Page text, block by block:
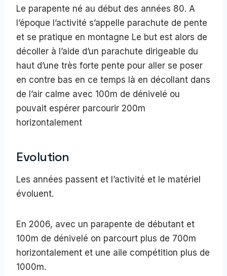
Le parapente né au début des années 80. A
l’époque l’activité s’appelle parachute de pente
et se pratique en montagne Le but est alors de
décoller à l’aide d’un parachute dirigeable du
haut d’une très forte pente pour aller se poser
en contre bas en ce temps là en décollant dans
de l’air calme avec 100m de dénivelé ou
pouvait espérer parcourir 200m
horizontalement
Evolution
Les années passent et l’activité et le matériel
évoluent.
En 2006, avec un parapente de débutant et
100m de dénivelé on parcourt plus de 700m
horizontalement et une aile compétition plus de
1000m.